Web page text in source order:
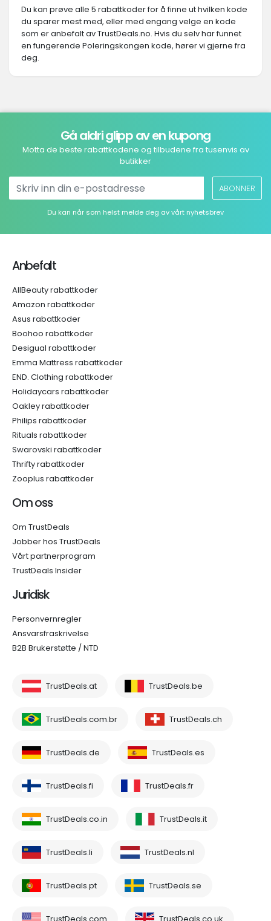
Du kan prøve alle 5 rabattkoder for å finne ut hvilken kode
du sparer mest med, eller med engang velge en kode
som er anbefalt av TrustDeals.no. Hvis du selv har funnet
en fungerende Poleringskongen kode, hører vi gjerne fra
deg.
Gå aldri glipp av en kupong
Motta de beste rabattkodene og tilbudene fra tusenvis av
butikker
ABONNER
Du kan når som helst melde deg av vårt nyhetsbrev
Anbefalt
AllBeauty rabattkoder
Amazon rabattkoder
Asus rabattkoder
Boohoo rabattkoder
Desigual rabattkoder
Emma Mattress rabattkoder
END. Clothing rabattkoder
Holidaycars rabattkoder
Oakley rabattkoder
Philips rabattkoder
Rituals rabattkoder
Swarovski rabattkoder
Thrifty rabattkoder
Zooplus rabattkoder
Om oss
Om TrustDeals
Jobber hos TrustDeals
Vårt partnerprogram
TrustDeals Insider
Juridisk
Personvernregler
Ansvarsfraskrivelse
B2B Brukerstøtte / NTD
TrustDeals.at TrustDeals.be
TrustDeals.com.br TrustDeals.ch
TrustDeals.de TrustDeals.es
TrustDeals.fi TrustDeals.fr
TrustDeals.co.in TrustDeals.it
TrustDeals.li TrustDeals.nl
TrustDeals.pt TrustDeals.se